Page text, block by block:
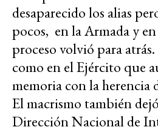
desaparecido los alias
pocos, en la Armada y
proceso volvió para
como en el Ejército que
memoria con la herencia
El macrismo también
Dirección Nacional de